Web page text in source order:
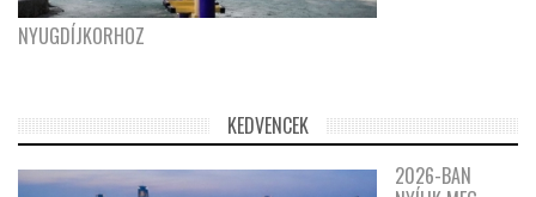
NYUGDÍJKORHOZ
KEDVENCEK
2026-BAN